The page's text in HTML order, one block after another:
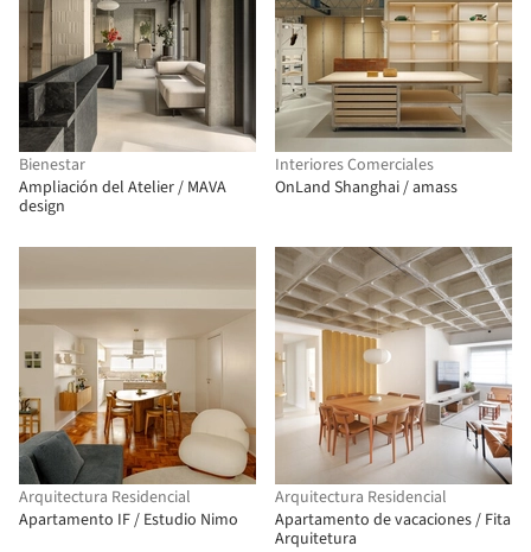
Bienestar
Ampliación del Atelier / MAVA
design
Interiores Comerciales
OnLand Shanghai / amass
Arquitectura Residencial
Apartamento IF / Estudio Nimo
Arquitectura Residencial
Apartamento de vacaciones / Fita
Arquitetura